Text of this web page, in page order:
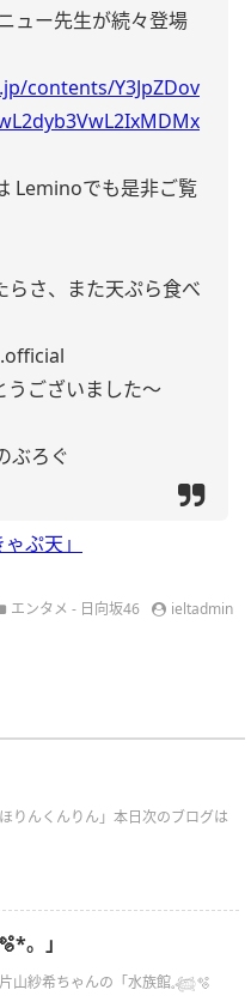
ュー先生が続々登場
contents/Y3JpZDov
Leminoでも是非ご覧
らさ、また天ぷら食べ
うございました〜
ぶろぐ
ぷ天」
エンタメ - 日向坂46 ieltadmin
りんくんりん」本日次のブログは
。」
山紗希ちゃんの「水族館𓈒𓆉🫧‪